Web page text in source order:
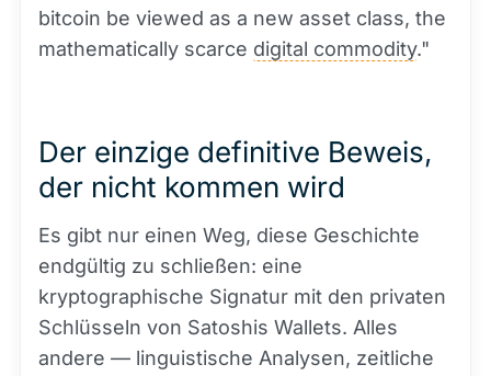
bitcoin be viewed as a new asset class, the
mathematically scarce digital commodity."
Der einzige definitive Beweis,
der nicht kommen wird
Es gibt nur einen Weg, diese Geschichte
endgültig zu schließen: eine
kryptographische Signatur mit den privaten
Schlüsseln von Satoshis Wallets. Alles
andere — linguistische Analysen, zeitliche